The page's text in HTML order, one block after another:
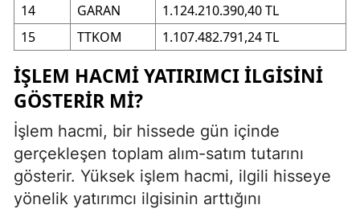
14
GARAN
1.124.210.390,40 TL
15
TTKOM 1.107.482.791,24 TL
İŞLEM HACMI YATIRIMCI ILGISINI
GÖSTERIR MI?
İşlem hacmi, bir hissede gün içinde
gerçekleşen toplam alım-satım tutarını
gösterir. Yüksek işlem hacmi, ilgili hisseye
yönelik yatırımcı ilgisinin arttığını